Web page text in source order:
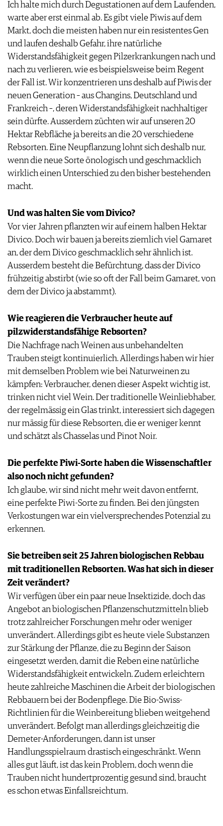
Ich halte mich durch Degustationen auf dem Laufenden,
warte aber erst einmal ab. Es gibt viele Piwis auf dem
Markt, doch die meisten haben nur ein resistentes Gen
und laufen deshalb Gefahr, ihre natürliche
Widerstandsfähigkeit gegen Pilzerkrankungen nach und
nach zu verlieren, wie es beispielsweise beim Regent
der Fall ist. Wir konzentrieren uns deshalb auf Piwis der
neuen Generation – aus Changins, Deutschland und
Frankreich –, deren Widerstandsfähigkeit nachhaltiger
sein dürfte. Ausserdem züchten wir auf unseren 20
Hektar Rebfläche ja bereits an die 20 verschiedene
Rebsorten. Eine Neupflanzung lohnt sich deshalb nur,
wenn die neue Sorte önologisch und geschmacklich
wirklich einen Unterschied zu den bisher bestehenden
macht.
Und was halten Sie vom Divico?
Vor vier Jahren pflanzten wir auf einem halben Hektar
Divico. Doch wir bauen ja bereits ziemlich viel Gamaret
an, der dem Divico geschmacklich sehr ähnlich ist.
Ausserdem besteht die Befürchtung, dass der Divico
frühzeitig abstirbt (wie so oft der Fall beim Gamaret, von
dem der Divico ja abstammt).
Wie reagieren die Verbraucher heute auf
pilzwiderstandsfähige Rebsorten?
Die Nachfrage nach Weinen aus unbehandelten
Trauben steigt kontinuierlich. Allerdings haben wir hier
mit demselben Problem wie bei Naturweinen zu
kämpfen: Verbraucher, denen dieser Aspekt wichtig ist,
trinken nicht viel Wein. Der traditionelle Weinliebhaber,
der regelmässig ein Glas trinkt, interessiert sich dagegen
nur mässig für diese Rebsorten, die er weniger kennt
und schätzt als Chasselas und Pinot Noir.
Die perfekte Piwi-Sorte haben die Wissenschaftler
also noch nicht gefunden?
Ich glaube, wir sind nicht mehr weit davon entfernt,
eine perfekte Piwi-Sorte zu finden. Bei den jüngsten
Verkostungen war ein vielversprechendes Potenzial zu
erkennen.
Sie betreiben seit 25 Jahren biologischen Rebbau
mit traditionellen Rebsorten. Was hat sich in dieser
Zeit verändert?
Wir verfügen über ein paar neue Insektizide, doch das
Angebot an biologischen Pflanzenschutzmitteln blieb
trotz zahlreicher Forschungen mehr oder weniger
unverändert. Allerdings gibt es heute viele Substanzen
zur Stärkung der Pflanze, die zu Beginn der Saison
eingesetzt werden, damit die Reben eine natürliche
Widerstandsfähigkeit entwickeln. Zudem erleichtern
heute zahlreiche Maschinen die Arbeit der biologischen
Rebbauern bei der Bodenpflege. Die Bio-Swiss-
Richtlinien für die Weinbereitung blieben weitgehend
unverändert. Befolgt man allerdings gleichzeitig die
Demeter-Anforderungen, dann ist unser
Handlungsspielraum drastisch eingeschränkt. Wenn
alles gut läuft, ist das kein Problem, doch wenn die
Trauben nicht hundertprozentig gesund sind, braucht
es schon etwas Einfallsreichtum.